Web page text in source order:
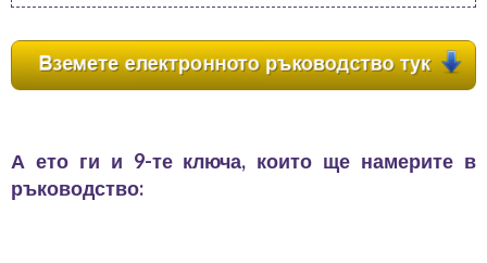
А ето ги и 9-те ключа, които ще намерите в
ръководство: